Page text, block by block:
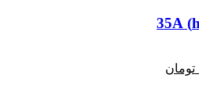
تومان